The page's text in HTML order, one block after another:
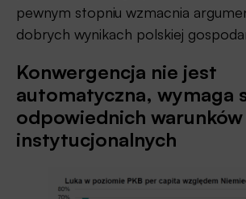
pewnym stopniu wzmacnia
dobrych wynikach polskiej
Konwergencja nie jest
automatyczna, wymaga
odpowiednich warunków
instytucjonalnych